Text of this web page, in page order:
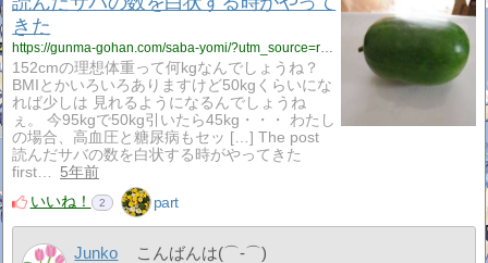
きた
https://gunma-gohan.com/saba-yomi/?utm_source=rss&utm_medium=rss&utm_campaign=saba-yomi
152cmの理想体重って何kgなんでしょうね？
BMIとかいろいろありますけど50kgくらいにな
れば少しは 見れるようになるんでしょうね
ぇ。 今95kgで50kg引いたら45kg・・・ わたし
の場合、高血圧と糖尿病もセッ […] The post
読んだサバの数を白状する時がやってきた
first…
5年前
いいね！
2 part
Junko
こんばんは(⌒‐⌒)